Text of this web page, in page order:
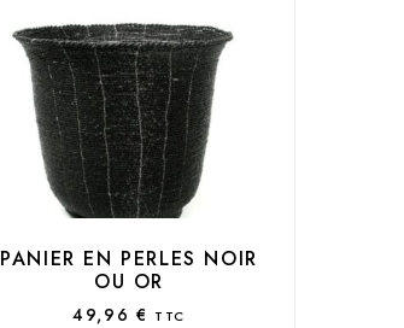
PANIER EN PERLES NOIR
OU OR
49,96 € TTC